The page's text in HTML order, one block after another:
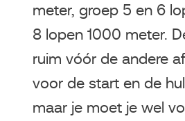
meter, groep 5 en 6
8 lopen 1000 meter.
ruim vóór de andere
voor de start en de
maar je moet je wel